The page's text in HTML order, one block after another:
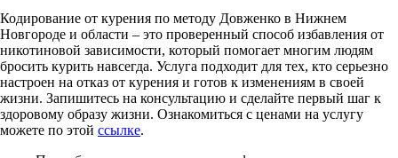
Кодирование от курения по методу Довженко в Нижнем
Новгороде и области – это проверенный способ избавления от
никотиновой зависимости, который помогает многим людям
бросить курить навсегда. Услуга подходит для тех, кто серьезно
настроен на отказ от курения и готов к изменениям в своей
жизни. Запишитесь на консультацию и сделайте первый шаг к
здоровому образу жизни. Ознакомиться с ценами на услугу
можете по этой ссылке.